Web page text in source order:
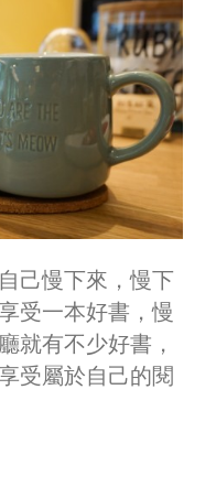
己慢下來，慢下
受一本好書，慢
就有不少好書，
受屬於自己的閱